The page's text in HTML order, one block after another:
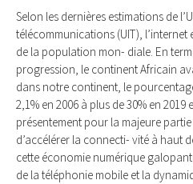
Selon les dernières estimations de
télécommunications (UIT), l’internet
de la population mon- diale. En
progression, le continent Africain
dans notre continent, le
2,1% en 2006 à plus de 30% en
présentement pour la majeure partie
d’accélérer la connecti- vité à haut
cette économie numérique
de la téléphonie mobile et la